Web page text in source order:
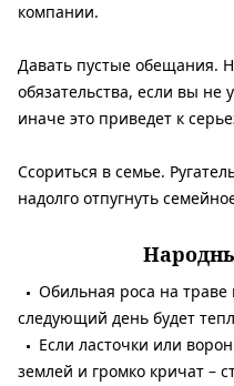
компании.
Давать пустые обещания.
обязательства, если вы не
иначе это приведет к
Ссориться в семье.
надолго отпугнуть
Обильная роса на
следующий день будет
Если ласточки или
землей и громко кричат ​​–